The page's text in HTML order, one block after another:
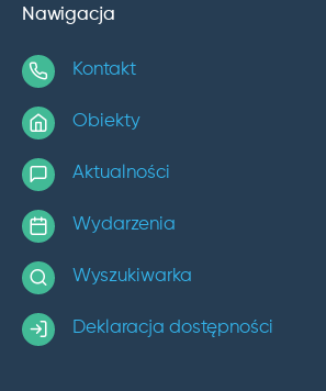
Nawigacja
Kontakt
Obiekty
Aktualności
Wydarzenia
Wyszukiwarka
Deklaracja dostępności